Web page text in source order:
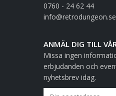
0760 - 24 62 44
info@retrodungeon.se
ANMÄL DIG TILL
Missa ingen
erbjudanden och
nyhetsbrev idag.